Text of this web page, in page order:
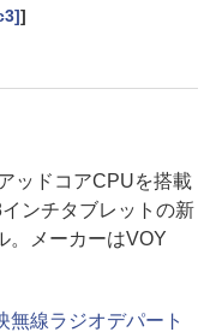
]
ッドコアCPUを搭載
インチタブレットの新
。メーカーはVOY
無線ラジオデパート